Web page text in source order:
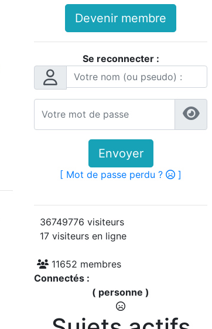
Devenir membre
Se reconnecter :
Envoyer
[ Mot de passe perdu ? ]
36749776 visiteurs
17 visiteurs en ligne
11652 membres
Connectés :
( personne )